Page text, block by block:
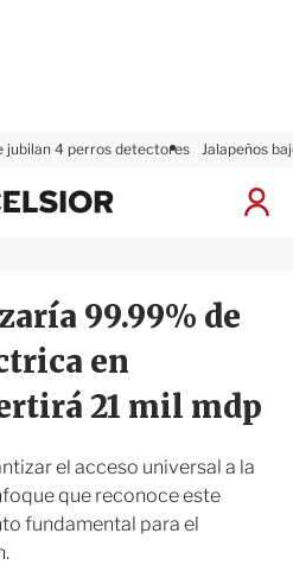
jubilan 4 perros detectores Jalapeños
I
s
x
s
i
r
99.99% de
en
21 mil mdp
el acceso universal a la
que reconoce este
fundamental para el